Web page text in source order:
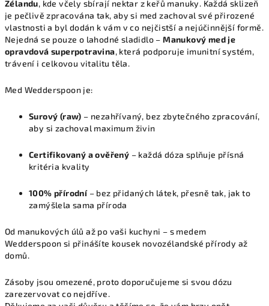
Zélandu, kde včely sbírají nektar z keřů manuky. Každá sklizeň
je pečlivě zpracována tak, aby si med zachoval své přirozené
vlastnosti a byl dodán k vám v co nejčistší a nejúčinnější formě.
Nejedná se pouze o lahodné sladidlo – Manukový med je
opravdová superpotravina, která podporuje imunitní systém,
trávení i celkovou vitalitu těla.
Med Wedderspoon je:
Surový (raw) – nezahřívaný, bez zbytečného zpracování,
aby si zachoval maximum živin
Certifikovaný a ověřený – každá dóza splňuje přísná
kritéria kvality
100% přírodní – bez přidaných látek, přesně tak, jak to
zamýšlela sama příroda
Od manukových úlů až po vaši kuchyni – s medem
Wedderspoon si přinášíte kousek novozélandské přírody až
domů.
Zásoby jsou omezené, proto doporučujeme si svou dózu
zarezervovat co nejdříve.